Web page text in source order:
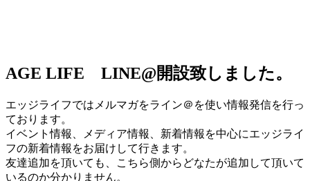
AGE LIFE LINE@開設致しました。
エッジライフではメルマガをライン＠を使い情報発信を行っ
ております。
イベント情報、メディア情報、新着情報を中心にエッジライ
フの新着情報をお届けして行きます。
友達追加を頂いても、こちら側からどなたが追加して頂いて
いるのか分かりません。